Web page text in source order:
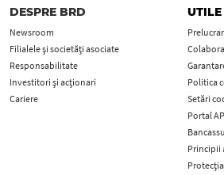
DESPRE BRD
Newsroom
Filialele și societăți asociate
Responsabilitate
Investitori și acționari
Cariere
UTILE
Politica
Setări
Portal
Principii